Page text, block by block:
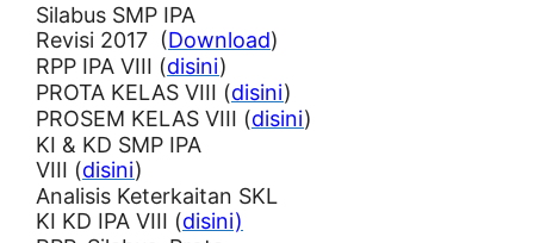
Silabus SMP IPA
Revisi 2017 (Download)
RPP IPA VIII (disini)
PROTA KELAS VIII (disini)
PROSEM KELAS VIII (disini)
KI & KD SMP IPA
VIII (disini)
Analisis Keterkaitan SKL
KI KD IPA VIII (disini)